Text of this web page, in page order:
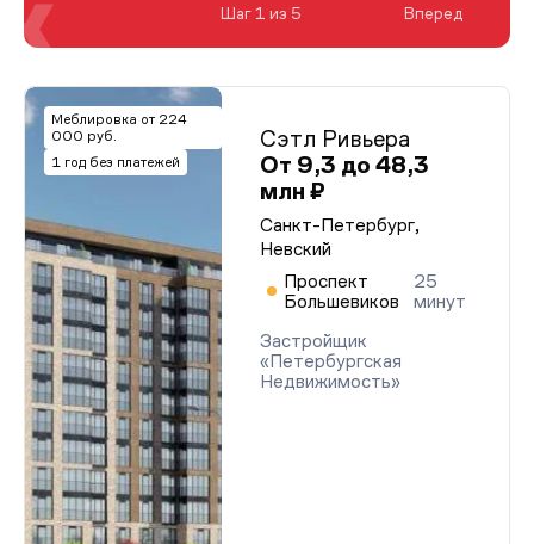
Меблировка от 224
000 руб.
1 год без платежей
Сэтл Ривьера
От 9,3 до 48,3
млн ₽
Санкт-Петербург,
Невский
Проспект
Большевиков
25
минут
Застройщик
«Петербургская
Недвижимость»
Шаг 1 из 5 Вперед